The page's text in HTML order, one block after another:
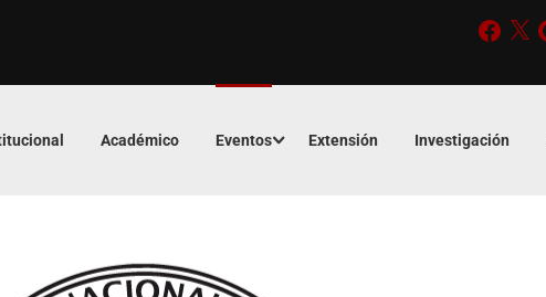
Académico Eventos Extensión Investigación